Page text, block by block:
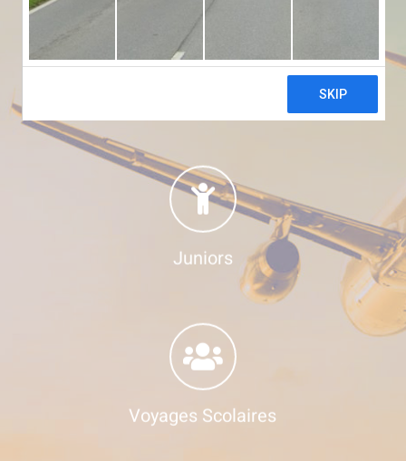
Juniors
Voyages Scolaires